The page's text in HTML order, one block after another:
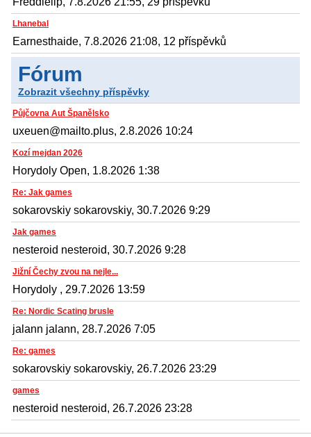
Lhanebal
Earnesthaide, 7.8.2026 21:08, 12 příspěvků
Fórum
Zobrazit všechny příspěvky
Půjčovna Aut Španělsko
uxeuen@mailto.plus, 2.8.2026 10:24
Kozí mejdan 2026
Horydoly Open, 1.8.2026 1:38
Re: Jak games
sokarovskiy sokarovskiy, 30.7.2026 9:29
Jak games
nesteroid nesteroid, 30.7.2026 9:28
Jižní Čechy zvou na nejle...
Horydoly , 29.7.2026 13:59
Re: Nordic Scating brusle
jalann jalann, 28.7.2026 7:05
Re: games
sokarovskiy sokarovskiy, 26.7.2026 23:29
games
nesteroid nesteroid, 26.7.2026 23:28